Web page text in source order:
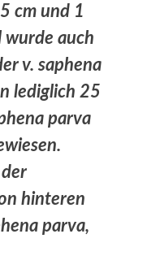
cm und 1
wurde auch
v. saphena
lediglich 25
parva
hinteren
parva,